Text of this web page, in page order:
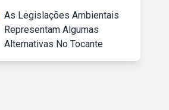
As Legislações Ambientais
Representam Algumas
Alternativas No Tocante